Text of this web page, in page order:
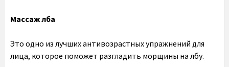
Массаж лба
Это одно из лучших антивозрастных упражнений для
лица, которое поможет разгладить морщины на лбу.